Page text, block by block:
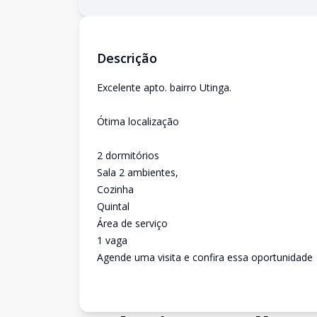
Descrição
Excelente apto. bairro Utinga.
Ótima localização
2 dormitórios
Sala 2 ambientes,
Cozinha
Quintal
Área de serviço
1 vaga
Agende uma visita e confira essa oportunidade